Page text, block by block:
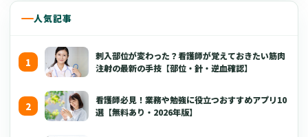
人気記事
刺入部位が変わった？看護師が覚えておきたい筋肉
注射の最新の手技【部位・針・逆血確認】
看護師必見！業務や勉強に役立つおすすめアプリ10
選【無料あり・2026年版】